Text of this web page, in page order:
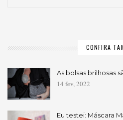
CONFIRA
As bolsas brilhosas
14 fev, 2022
Eu testei: Máscara